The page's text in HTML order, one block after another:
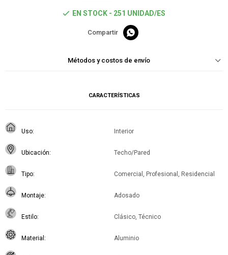
EN STOCK - 251 UNIDAD/ES

Métodos y costos de envío
CARACTERÍSTICAS
Uso Interior
Ubicación Techo/Pared
Tipo Comercial, Profesional, Residencial
Montaje Adosado
Estilo Clásico, Técnico
Material Aluminio